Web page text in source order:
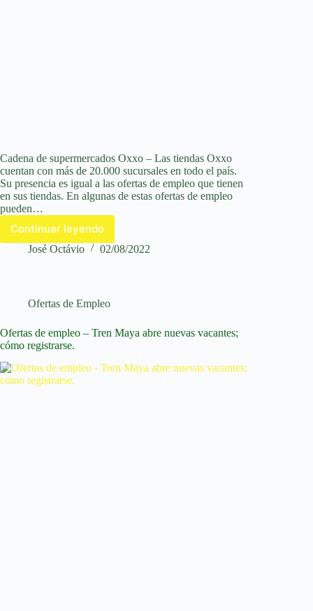
Cadena de supermercados Oxxo – Las tiendas Oxxo
cuentan con más de 20.000 sucursales en todo el país.
Su presencia es igual a las ofertas de empleo que tienen
en sus tiendas. En algunas de estas ofertas de empleo
pueden…
Continuar leyendo
Ofertas
de
de
supermercados
Oxxo
con
vacantes
abiertas
José Octávio 02/08/2022
Ofertas de Empleo
Ofertas de empleo – Tren Maya abre nuevas vacantes;
cómo registrarse.